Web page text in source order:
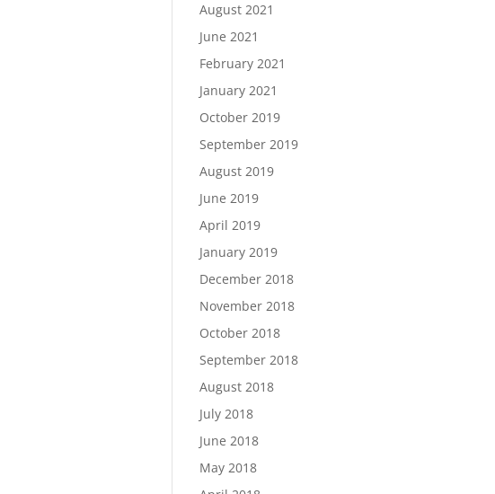
August 2021
June 2021
February 2021
January 2021
October 2019
September 2019
August 2019
June 2019
April 2019
January 2019
December 2018
November 2018
October 2018
September 2018
August 2018
July 2018
June 2018
May 2018